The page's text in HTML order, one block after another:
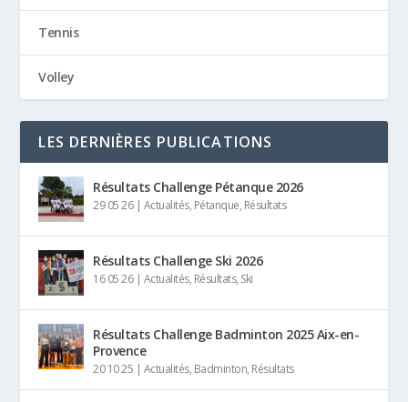
Tennis
Volley
LES DERNIÈRES PUBLICATIONS
Résultats Challenge Pétanque 2026
29 05 26| Actualités, Pétanque, Résultats
Résultats Challenge Ski 2026
16 05 26| Actualités, Résultats, Ski
Résultats Challenge Badminton 2025 Aix-en-
Provence
20 10 25 | Actualités, Badminton, Résultats